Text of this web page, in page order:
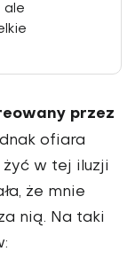
ale
przez
ofiara
w tej iluzji
że mnie
nią. Na taki